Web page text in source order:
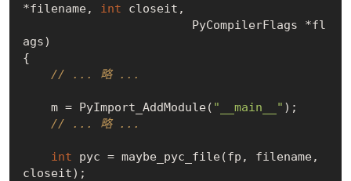
*filename, int closeit,
ags)
{
// ... 略 ...
    m = PyImport_AddModule(
"__main__" );
// ... 略 ...
int pyc = maybe_pyc_file(fp, filename,
closeit);